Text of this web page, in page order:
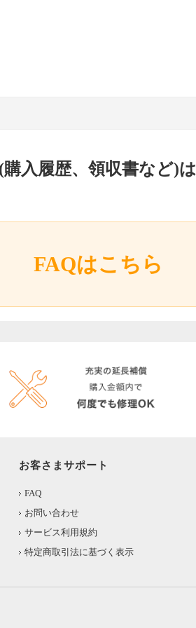
入履歴、領収書など)は
FAQはこちら
お客さまサポート
FAQ
お問い合わせ
サービス利用規約
特定商取引法に基づく表示